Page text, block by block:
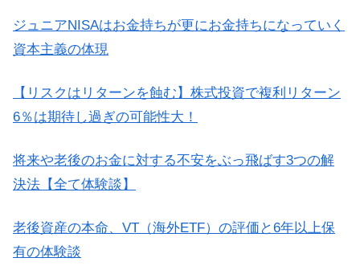
ジュニアNISAはお金持ちが更にお金持ちになっていく
資本主義の体現
【リスクはリターンを蝕む】株式投資で複利リターン
6％は期待し過ぎの可能性大！
将来や老後のお金に対する不安をぶっ飛ばす3つの解
決法【全て体験談】
老後資産の本命、VT（海外ETF）の評価と6年以上保
有の体験談